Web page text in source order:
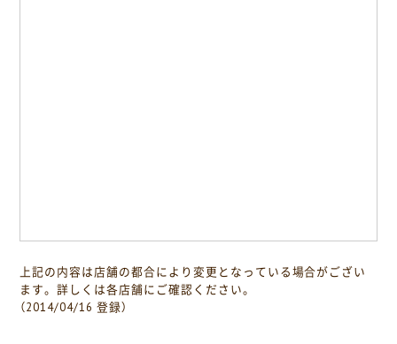
上記の内容は店舗の都合により変更となっている場合がござい
ます。詳しくは各店舗にご確認ください。
（2014/04/16 登録）